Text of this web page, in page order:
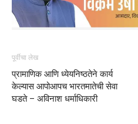
पूर्वीचा लेख
प्रामाणिक आणि ध्येयनिष्ठतेने कार्य
केल्यास आपोआपच भारतमातेची सेवा
घडते – अविनाश धर्माधिकारी